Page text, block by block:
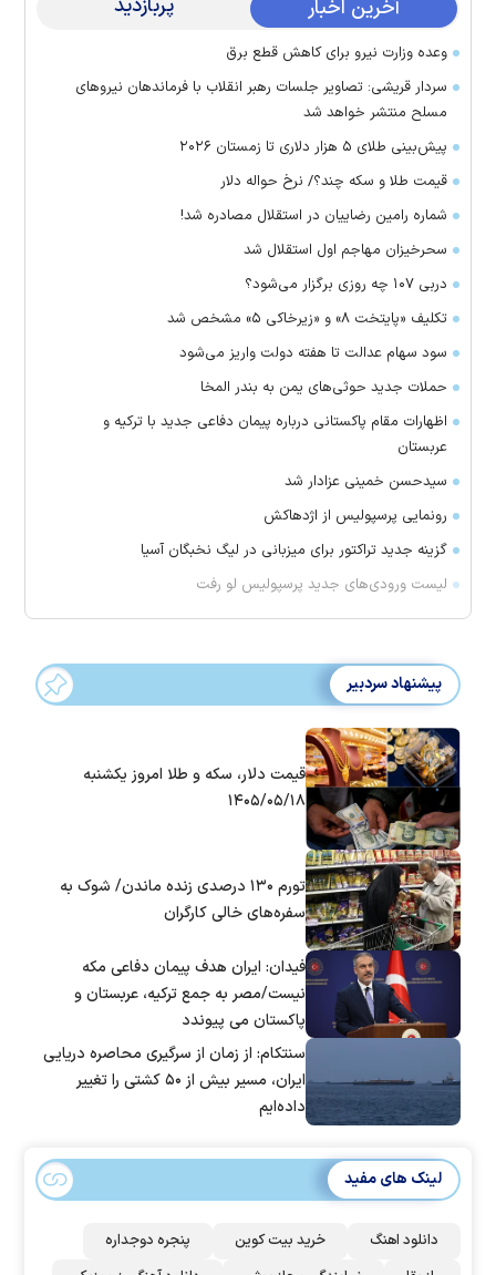
آخرین اخبار پربازدید
وعده وزارت نیرو برای کاهش قطع برق
سردار قریشی: تصاویر جلسات رهبر انقلاب با فرماندهان نیرو‌های
مسلح منتشر خواهد شد
پیش‌بینی طلای ۵ هزار دلاری تا زمستان ۲۰۲۶
قیمت طلا و سکه چند؟/ نرخ حواله دلار
شماره رامین رضاییان در استقلال مصادره شد!
سحرخیزان مهاجم اول استقلال شد
دربی ۱۰۷ چه روزی برگزار می‌شود؟
تکلیف «پایتخت ۸» و «زیرخاکی ۵» مشخص شد
سود سهام عدالت تا هفته دولت واریز می‌شود
حملات جدید حوثی‌های یمن به بندر المخا
اظهارات مقام پاکستانی درباره پیمان دفاعی جدید با ترکیه و
عربستان
سیدحسن خمینی عزادار شد
رونمایی پرسپولیس از اژدهاکش
گزینه جدید تراکتور برای میزبانی در لیگ نخبگان آسیا
لیست ورودی‌های جدید پرسپولیس لو رفت
پیشنهاد سردبیر
قیمت دلار، سکه و طلا امروز یکشنبه
۱۴۰۵/۰۵/۱۸
تورم ۱۳۰ درصدی زنده ماندن/ شوک به
سفره‌های خالی کارگران
فیدان: ایران هدف پیمان دفاعی مکه
نیست/مصر به جمع ترکیه، عربستان و
پاکستان می پیوندد
سنتکام: از زمان از سرگیری محاصره دریایی
ایران، مسیر بیش از ۵۰ کشتی را تغییر
داده‌ایم
لینک های مفید
دانلود اهنگ خرید بیت کوین
پنجره دوجداره